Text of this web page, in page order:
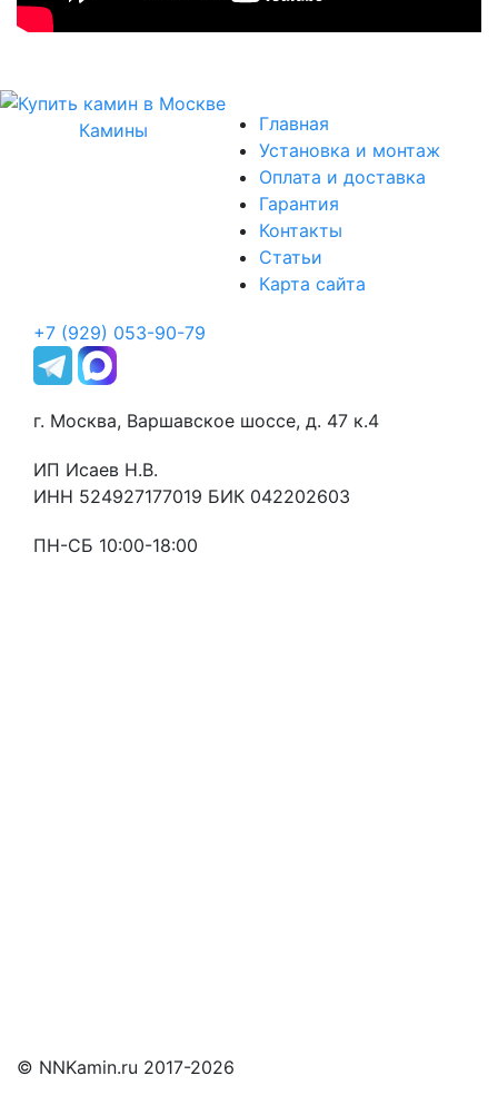
Камины
Главная
Установка и монтаж
Оплата и доставка
Гарантия
Контакты
Статьи
Карта сайта
+7 (929) 053-90-79
г. Москва, Варшавское шоссе, д. 47 к.4
ИП Исаев Н.В.
ИНН 524927177019 БИК 042202603
ПН-СБ 10:00-18:00
© NNKamin.ru 2017-2026